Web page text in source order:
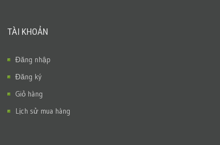
TÀI KHOẢN
Đăng nhập
Đăng ký
Giỏ hàng
Lịch sử mua hàng